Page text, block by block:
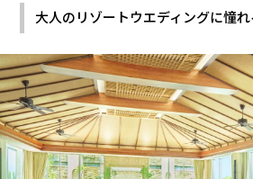
大人のリゾートウエディングに憧れ